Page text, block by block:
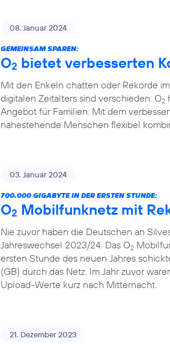
08. Januar 2024
GEMEINSAM SPAREN:
O2 bietet verbesserten
Mit den Enkeln chatten oder Rekorde
digitalen Zeitalters sind verschieden. O2
Angebot für Familien: Mit dem
nahestehende Menschen flexibel
03. Januar 2024
700.000 GIGABYTE IN DER ERSTEN STUNDE:
O2 Mobilfunknetz mit
Nie zuvor haben die Deutschen an
Jahreswechsel 2023/24. Das O2
ersten Stunde des neuen Jahres
(GB) durch das Netz. Im Jahr zuvor
Upload-Werte kurz nach Mitternacht.
21. Dezember 2023